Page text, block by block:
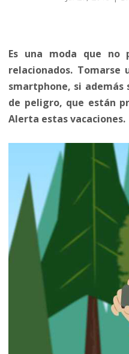
Es una moda que no
relacionados.
smartphone, si además
de peligro, que están
Alerta estas vacaciones.